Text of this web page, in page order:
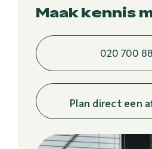
Maak kennis
020 700
Plan direct een